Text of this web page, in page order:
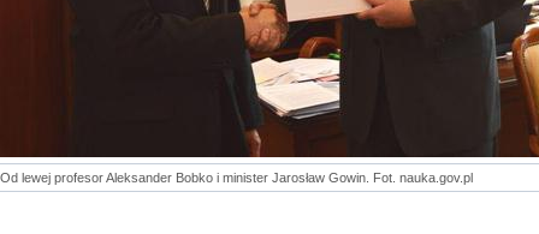
Od lewej profesor Aleksander Bobko i minister Jarosław Gowin. Fot. nauka.gov.pl